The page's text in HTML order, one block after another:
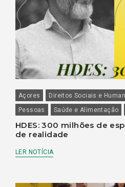
Açores Direitos Sociais e
Pessoas
Saúde e Alimentação
HDES: 300 milhões de
de realidade
LER NOTÍCIA